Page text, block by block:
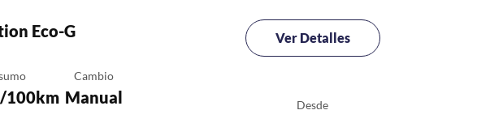
Eco-G
100km
Cambio
Manual
Ver Detalles
Desde